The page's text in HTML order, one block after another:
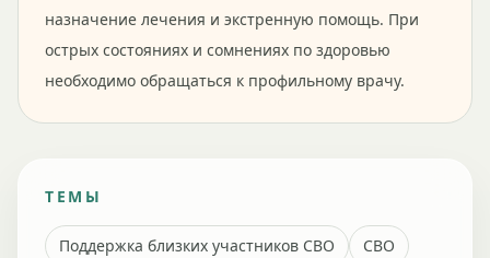
назначение лечения и экстренную помощь. При
острых состояниях и сомнениях по здоровью
необходимо обращаться к профильному врачу.
ТЕМЫ
Поддержка близких участников СВО
СВО